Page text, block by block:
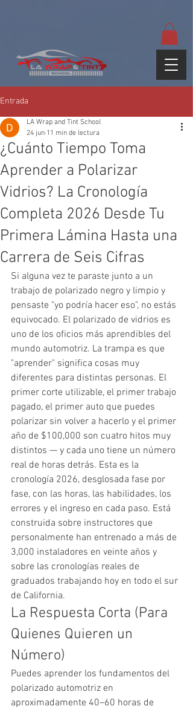
Entrada
¿Cuánto Tiempo Toma
Aprender a Polarizar
Vidrios? La Cronología
Completa 2026 Desde Tu
Primera Lámina Hasta una
Carrera de Seis Cifras
LA Wrap and Tint School
24 jun 11 min de lectura
Si alguna vez te paraste junto a un
trabajo de polarizado negro y limpio y
pensaste "yo podría hacer eso", no estás
equivocado. El polarizado de vidrios es
uno de los oficios más aprendibles del
mundo automotriz. La trampa es que
"aprender" significa cosas muy
diferentes para distintas personas. El
primer corte utilizable, el primer trabajo
pagado, el primer auto que puedes
polarizar sin volver a hacerlo y el primer
año de $100,000 son cuatro hitos muy
distintos — y cada uno tiene un número
real de horas detrás. Esta es la
cronología 2026, desglosada fase por
fase, con las horas, las habilidades, los
errores y el ingreso en cada paso. Está
construida sobre instructores que
personalmente han entrenado a más de
3,000 instaladores en veinte años y
sobre las cronologías reales de
graduados trabajando hoy en todo el sur
de California.
La Respuesta Corta (Para
Quienes Quieren un
Número)
Puedes aprender los fundamentos del
polarizado automotriz en
aproximadamente 40–60 horas de